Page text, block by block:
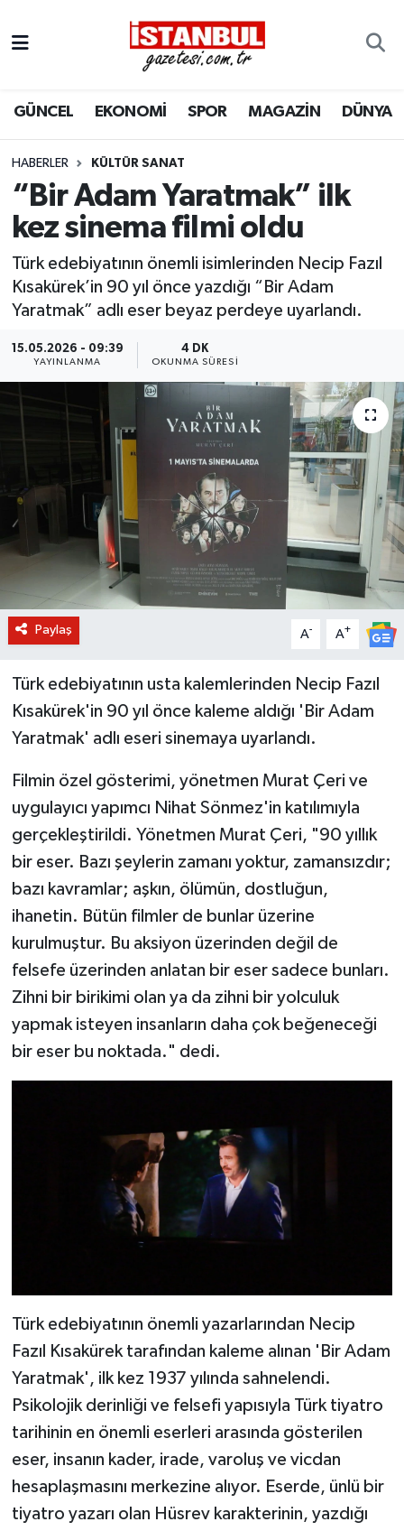
GÜNCEL EKONOMİ SPOR MAGAZİN DÜNYA
HABERLER KÜLTÜR SANAT
“Bir Adam Yaratmak” ilk
kez sinema filmi oldu
Türk edebiyatının önemli isimlerinden Necip Fazıl
Kısakürek’in 90 yıl önce yazdığı “Bir Adam
Yaratmak” adlı eser beyaz perdeye uyarlandı.
15.05.2026 - 09:39
YAYINLANMA
4 DK
OKUNMA SÜRESI
Paylaş A- A+
Türk edebiyatının usta kalemlerinden Necip Fazıl
Kısakürek'in 90 yıl önce kaleme aldığı 'Bir Adam
Yaratmak' adlı eseri sinemaya uyarlandı.
Filmin özel gösterimi, yönetmen Murat Çeri ve
uygulayıcı yapımcı Nihat Sönmez'in katılımıyla
gerçekleştirildi. Yönetmen Murat Çeri, "90 yıllık
bir eser. Bazı şeylerin zamanı yoktur, zamansızdır;
bazı kavramlar; aşkın, ölümün, dostluğun,
ihanetin. Bütün filmler de bunlar üzerine
kurulmuştur. Bu aksiyon üzerinden değil de
felsefe üzerinden anlatan bir eser sadece bunları.
Zihni bir birikimi olan ya da zihni bir yolculuk
yapmak isteyen insanların daha çok beğeneceği
bir eser bu noktada." dedi.
Türk edebiyatının önemli yazarlarından Necip
Fazıl Kısakürek tarafından kaleme alınan 'Bir Adam
Yaratmak', ilk kez 1937 yılında sahnelendi.
Psikolojik derinliği ve felsefi yapısıyla Türk tiyatro
tarihinin en önemli eserleri arasında gösterilen
eser, insanın kader, irade, varoluş ve vicdan
hesaplaşmasını merkezine alıyor. Eserde, ünlü bir
tiyatro yazarı olan Hüsrev karakterinin, yazdığı
EKONOMİ
İSTANBUL
DÜNYA
KÜLTÜR SANAT
BİLİM VE TEKNOLOJİ
OTOMOBİL
KURUMSAL
Nöbetçi Eczaneler
Hava Durumu
Trafik Durumu
Süper Lig Puan Durumu ve Fikstür
Son Dakika Haberleri
Haber Arşivi